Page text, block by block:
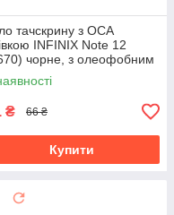
тачскрину з OCA
INFINIX Note 12
чорне, з олеофобним
загартоване
₴ 66 ₴
Купити